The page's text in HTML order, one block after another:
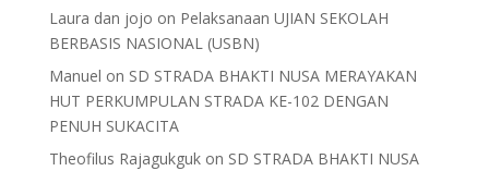
Laura dan jojo on Pelaksanaan UJIAN SEKOLAH
BERBASIS NASIONAL (USBN)
Manuel on SD STRADA BHAKTI NUSA MERAYAKAN
HUT PERKUMPULAN STRADA KE-102 DENGAN
PENUH SUKACITA
Theofilus Rajagukgukon SD STRADA BHAKTI NUSA